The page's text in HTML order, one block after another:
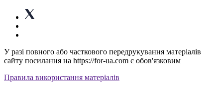
У разі повного або часткового передрукування матеріалів
сайту посилання на https://for-ua.com є обов'язковим
Правила використання матеріалів